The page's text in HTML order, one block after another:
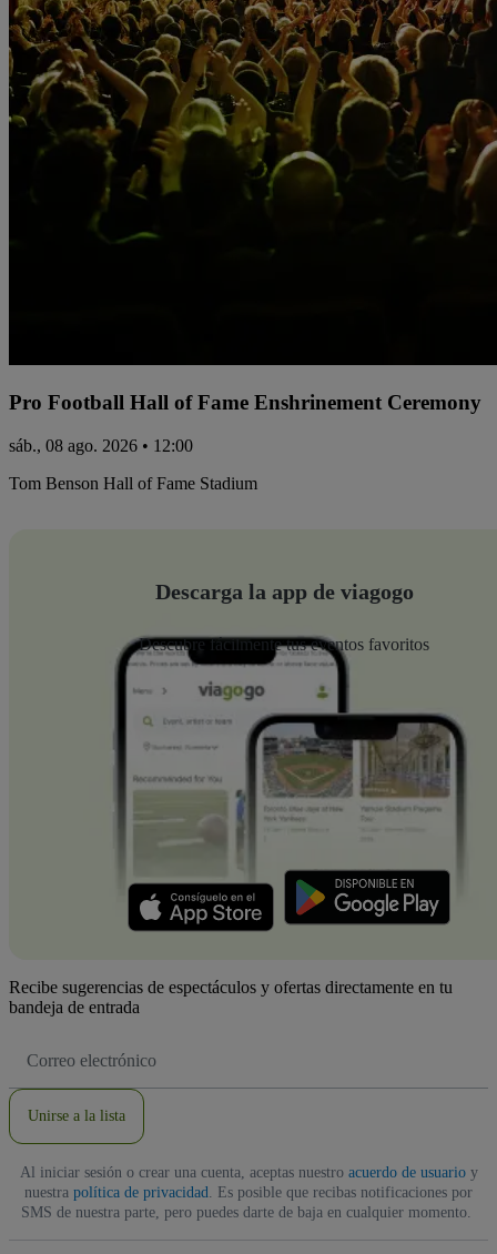
Pro Football Hall of Fame Enshrinement Ceremony
sáb., 08 ago. 2026 • 12:00
Tom Benson Hall of Fame Stadium
Descarga la app de viagogo
Descubre fácilmente tus eventos favoritos
Recibe sugerencias de espectáculos y ofertas directamente en tu
bandeja de entrada
de
Unirse a la lista
Al iniciar sesión o crear una cuenta, aceptas nuestro acuerdo de usuarioy
nuestra política de privacidad . Es posible que recibas notificaciones por
SMS de nuestra parte, pero puedes darte de baja en cualquier momento.